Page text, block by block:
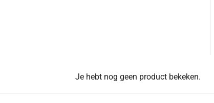
Je hebt nog geen product bekeken.